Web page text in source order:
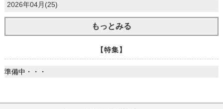
2026年04月(25)
もっとみる
【特集】
準備中・・・